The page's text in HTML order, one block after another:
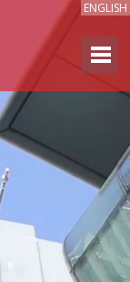
ENGLISH